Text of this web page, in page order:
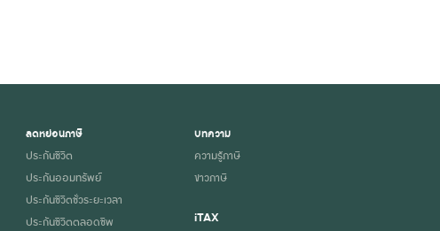
ลดหย่อนภาษี
ประกันชีวิต
ประกันออมทรัพย์
ประกันชีวิตชั่วระยะเวลา
ประกันชีวิตตลอดชีพ
บทความ
ความรู้ภาษี
ข่าวภาษี
iTAX